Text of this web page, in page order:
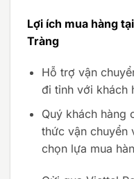
Lợi ích mua hàng
Tràng
Hỗ trợ vận
đi tỉnh với khách
Quý khách hàng
thức vận chuyển
chọn lựa mua